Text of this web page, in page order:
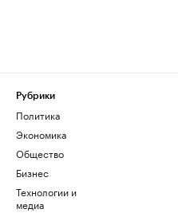
Рубрики
Политика
Экономика
Общество
Бизнес
Технологии и
медиа